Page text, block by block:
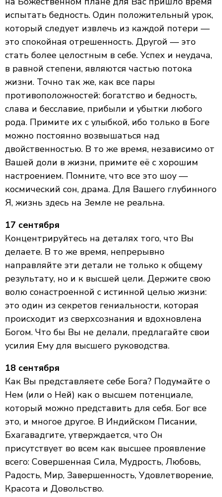
испытать бедность. Один положительный урок,
который следует извлечь из каждой потери —
это спокойная отрешенность. Другой — это
стать более целостным в себе. Успех и неудача,
в равной степени, являются частью потока
жизни. Точно так же, как все пары
противоположностей: богатство и бедность,
слава и бесславие, прибыли и убытки любого
рода. Примите их с улыбкой, ибо только в Боге
можно постоянно возвышаться над
двойственностью. В то же время, независимо от
Вашей доли в жизни, примите её с хорошим
настроением. Помните, что все это шоу —
космический сон, драма. Для Вашего глубинного
Я, жизнь здесь на Земле не реальна.
17 сентября
Концентрируйтесь на деталях того, что Вы
делаете. В то же время, непрерывно
направляйте эти детали не только к общему
результату, но и к высшей цели. Держите свою
волю сонастроенной с истинной целью жизни:
это один из секретов гениальности, которая
происходит из сверхсознания и вдохновлена
Богом. Что бы Вы не делали, предлагайте свои
усилия Ему для высшего руководства.
18 сентября
Как Вы представляете себе Бога? Подумайте о
Нем (или о Ней) как о высшем потенциале,
который можно представить для себя. Бог все
это, и многое другое. В Индийском Писании,
Бхагавадгите, утверждается, что Он
присутствует во всем как высшее проявление
всего: Совершенная Сила, Мудрость, Любовь,
Радость, Мир, Завершенность, Удовлетворение,
Красота и Довольство.